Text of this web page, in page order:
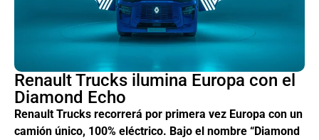
Renault Trucks ilumina Europa con el
Diamond Echo
Renault Trucks recorrerá por primera vez Europa con un
camión único, 100% eléctrico. Bajo el nombre “Diamond